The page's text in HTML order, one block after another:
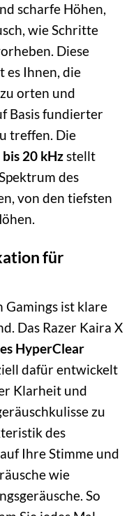
scharfe Höhen,
wie Schritte
Diese
es Ihnen, die
orten und
Basis fundierter
treffen. Die
20 kHzstellt
des
von den tiefsten
für
Gamings ist klare
Das Razer Kaira X
HyperClear
dafür entwickelt
Klarheit und
zu
des
Ihre Stimme und
wie
So